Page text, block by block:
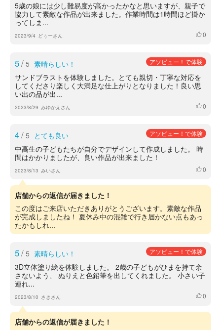
5歳の娘には少し難易度が高かったかなと思いますが、親子で
協力して素敵な作品が出来ました。作業時間は1時間ほど掛か
ってしま...
2023/9/4 どぅーさん いいね
0
5/ 5 素晴らしい！ アソビュー！で体験
サンドブラストを体験しました。とても親切・丁寧な対応を
してくださり楽しく大満足な仕上がりとなりました！良い思
い出の品が出...
2023/8/29 みゆかえさん いいね
0
4/ 5 とても良い アソビュー！で体験
中高生の子どもたちが自分でデザインして作成しました。 時
間はかかりましたが、良い作品が出来ました！
2023/8/13 みいさん いいね
0
店舗からの返信が届きました！
この度はご来店いただきありがとうございます。素敵な作品
が完成しましたね！ 夏休み中の混雑で行き届かない点もあっ
たかもしれ...
5/ 5 素晴らしい！ アソビュー！で体験
3D立体塗り絵を体験しました。 2歳の子どもがひまを持て余
さないよう、 ぬりえと色鉛筆を出してくれました。 小さい子
連れ...
2023/8/10 さきさん いいね
0
店舗からの返信が届きました！